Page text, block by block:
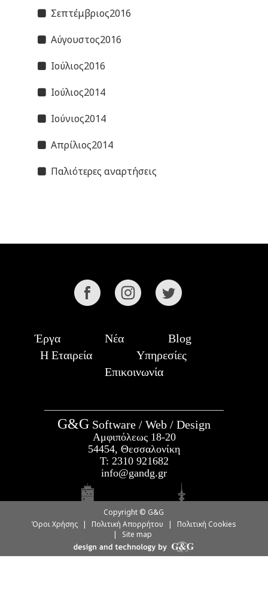
Σεπτέμβριος2016
Αύγουστος2016
Ιούλιος2016
Ιούλιος2014
Ιούνιος2014
Απρίλιος2014
Παλιότερες αναρτήσεις
Έργα Νέα
Blog
Η Εταιρεία
Υπηρεσίες
Επικοινωνία
G&G Software / Web / Design
Αμφιπόλεως 18-20
54454, Θεσσαλονίκη
Τ: 2310 921682
info@gandg.gr
Copyright © G&G
Όροι Χρήσης
| Πολιτική Απορρήτου |
Πολιτική Cookies
|
Site map